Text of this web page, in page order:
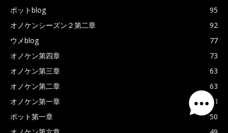
ポットblog
95
オノケンシーズン２第二章
92
ウメblog
77
オノケン第四章
73
オノケン第三章
63
オノケン第二章
63
オノケン第一章
58
ポット第一章
50